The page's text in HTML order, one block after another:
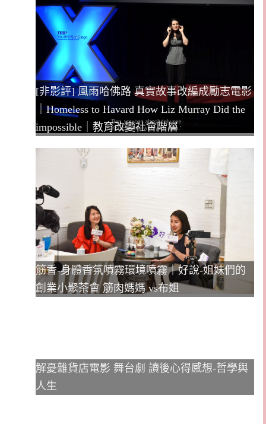
[非影評] 風雨哈佛路 真實故事改編成勵志電影
｜Homeless to Havard How Liz Murray Did the
impossible｜教育改變社會階層
筋香-身體香氛噴霧環境噴霧｜好說-姐妹們的
創業小聚茶會 筋肉媽媽 vs布姐
解憂雜貨店電影 舞台劇 讀後心得感想-哲學與
人生